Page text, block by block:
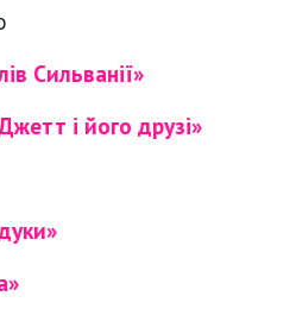
Сильванії»
і його друзі»